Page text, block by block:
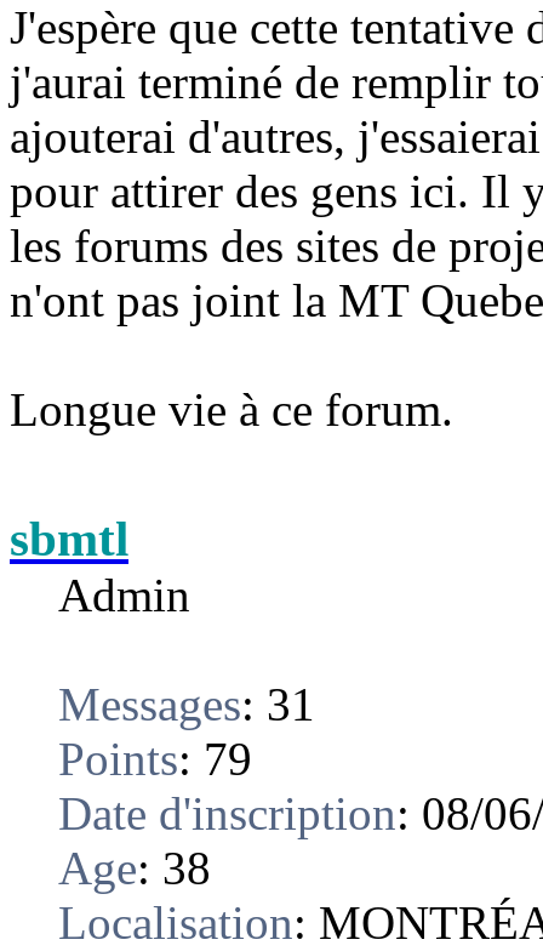
J'espère que cette
j'aurai terminé de remplir
ajouterai d'autres,
pour attirer des gens ici. Il
les forums des sites de
n'ont pas joint la MT
Longue vie à ce forum.
sbmtl
Admin
Messages: 31
Points: 79
Date d'inscription: 08/
Age: 38
Localisation: